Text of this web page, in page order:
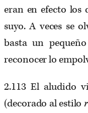
eran en efecto los
suyo. A veces se
basta un
reconocer lo
2.113 El aludido
(decorado al estilo